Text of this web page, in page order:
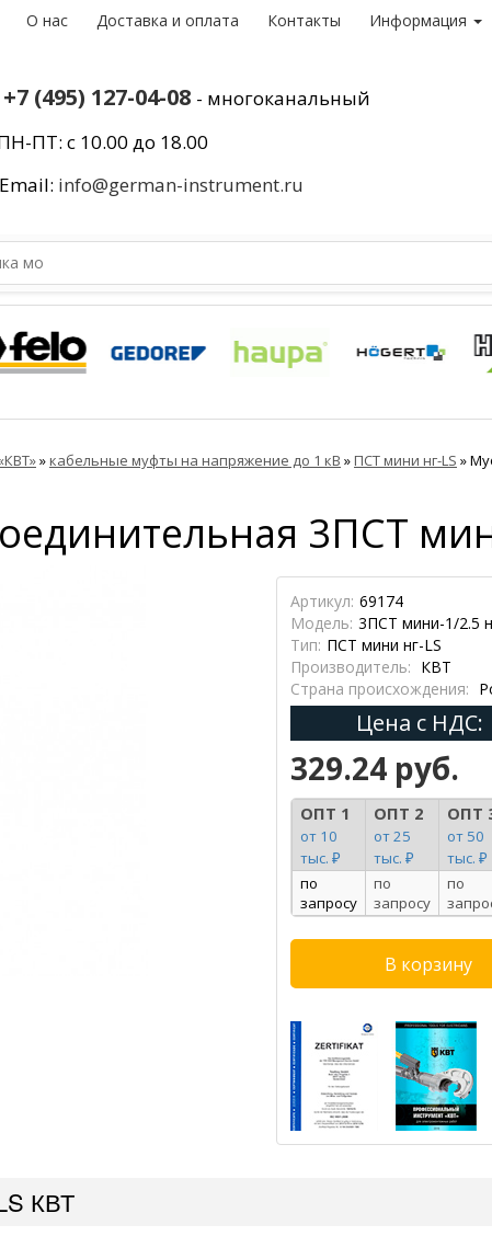
О нас Доставка и оплата Контакты Информация
+7 (495) 127-04-08 - многоканальный
ПТ: с 10.00 до 18.00
Email: info@german-instrument.ru
»кабельные муфты на напряжение до 1 кВ »ПСТ мини нг-LS »
3ПСТ
Артикул: 69174
Модель: 3ПСТ мини-1/2.5
Тип: ПСТ мини нг-LS
Производитель: КВТ
Страна происхождения:
Цена с НДС:
329.24 руб.
ОПТ 1
от 10
тыс. ₽
ОПТ 2
от 25
тыс. ₽
ОПТ
от 50
тыс. ₽
по
запросу
по
запросу
по
КВТ